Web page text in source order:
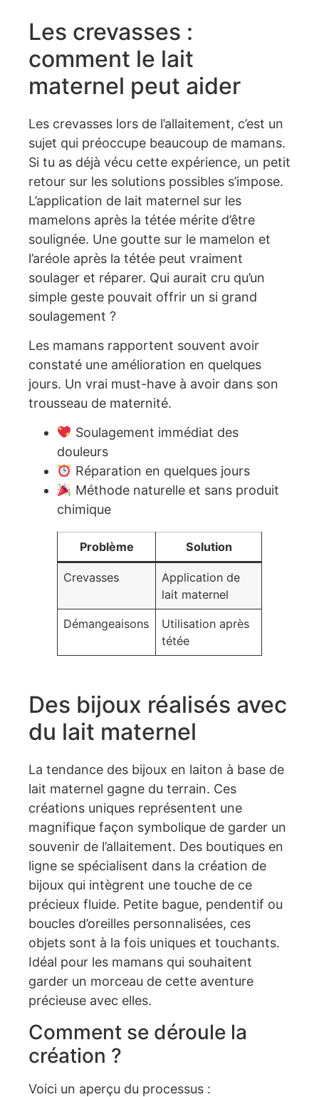
Les crevasses :
comment le lait
maternel peut aider
Les crevasses lors de l’allaitement, c’est un
sujet qui préoccupe beaucoup de mamans.
Si tu as déjà vécu cette expérience, un petit
retour sur les solutions possibles s’impose.
L’application de lait maternel sur les
mamelons après la tétée mérite d’être
soulignée. Une goutte sur le mamelon et
l’aréole après la tétée peut vraiment
soulager et réparer. Qui aurait cru qu’un
simple geste pouvait offrir un si grand
soulagement ?
Les mamans rapportent souvent avoir
constaté une amélioration en quelques
jours. Un vrai must-have à avoir dans son
trousseau de maternité.
Soulagement immédiat des
douleurs
Réparation en quelques jours
Méthode naturelle et sans produit
chimique
Problème Solution
Crevasses
Application de
lait maternel
Démangeaisons
Utilisation après
tétée
Des bijoux réalisés avec
du lait maternel
La tendance des bijoux en laiton à base de
lait maternel gagne du terrain. Ces
créations uniques représentent une
magnifique façon symbolique de garder un
souvenir de l’allaitement. Des boutiques en
ligne se spécialisent dans la création de
bijoux qui intègrent une touche de ce
précieux fluide. Petite bague, pendentif ou
boucles d’oreilles personnalisées, ces
objets sont à la fois uniques et touchants.
Idéal pour les mamans qui souhaitent
garder un morceau de cette aventure
précieuse avec elles.
Comment se déroule la
création ?
Voici un aperçu du processus :